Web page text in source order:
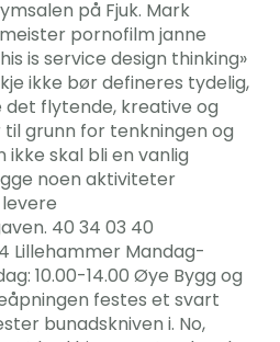
på Fjuk. Mark
pornofilm janne
is service design thinking»
ikke bør defineres tydelig,
flytende, kreative og
grunn for tenkningen og
skal bli en vanlig
noen aktiviteter
40 34 03 40
Lillehammer Mandag-
10.00-14.00 Øye Bygg og
festes et svart
bunadskniven i. No,